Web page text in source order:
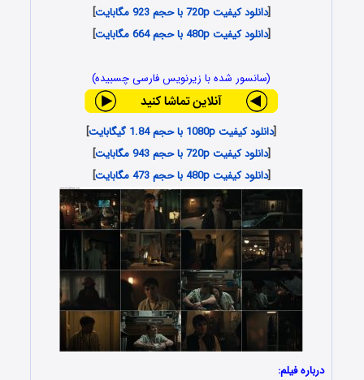
[دانلود کیفیت 720p با حجم 923 مگابایت
]
[دانلود کیفیت 480p با حجم 664 مگابایت ]
(سانسور شده با زیرنویس فارسی چسبیده)
[دانلود کیفیت 1080p با حجم 1.84 گیگابایت
]
[دانلود کیفیت 720p با حجم 943 مگابایت
]
[دانلود کیفیت 480p با حجم 473 مگابایت ]
درباره فیلم: